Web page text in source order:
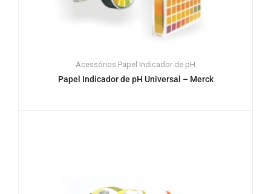
Acessórios Papel Indicador de pH
Papel Indicador de pH Universal – Merck